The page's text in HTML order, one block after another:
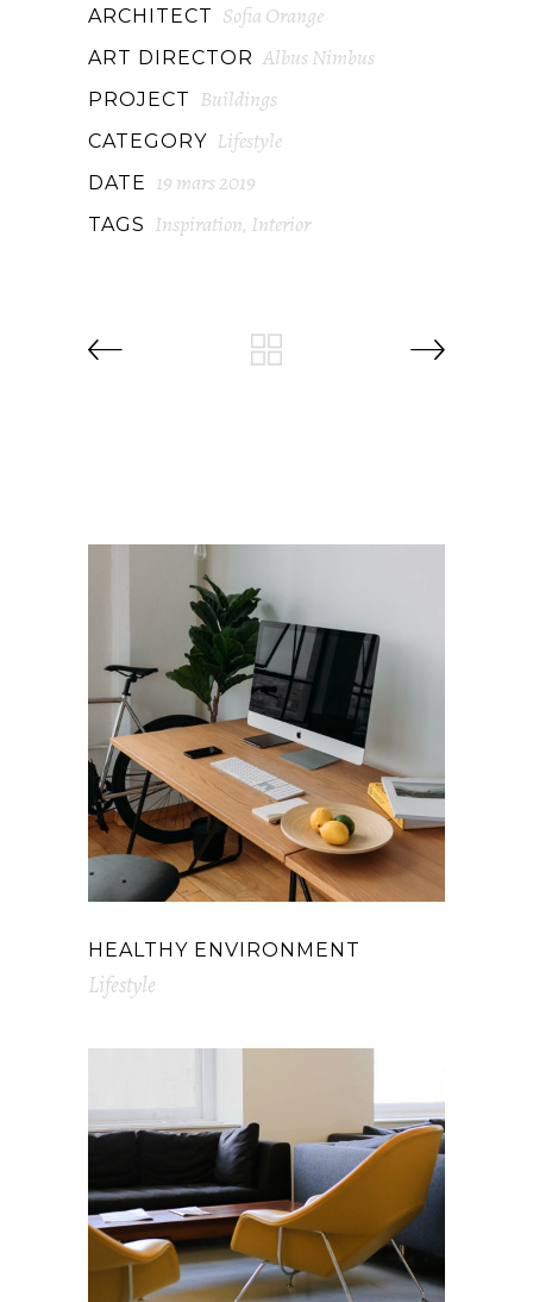
ARCHITECT Sofia Orange
ART DIRECTOR Albus Nimbus
PROJECT Buildings
CATEGORY Lifestyle
DATE 19 mars 2019
TAGS Inspiration, Interior
HEALTHY ENVIRONMENT
Lifestyle